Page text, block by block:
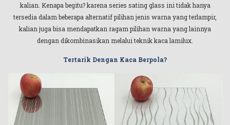
kalian. Kenapa begitu? karena series sating glass ini tidak hanya
tersedia dalam beberapa alternatif pilihan jenis warna yang terlampir,
kalian juga bisa mendapatkan ragam pilihan warna yang lainnya
dengan dikombinasikan melalui teknik kaca lamilux.
Tertarik Dengan Kaca Berpola?